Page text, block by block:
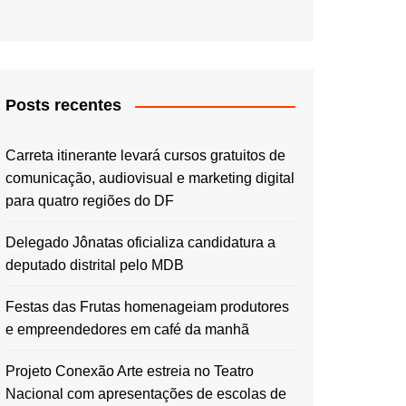
Posts recentes
Carreta itinerante levará cursos gratuitos de
comunicação, audiovisual e marketing digital
para quatro regiões do DF
Delegado Jônatas oficializa candidatura a
deputado distrital pelo MDB
Festas das Frutas homenageiam produtores
e empreendedores em café da manhã
Projeto Conexão Arte estreia no Teatro
Nacional com apresentações de escolas de